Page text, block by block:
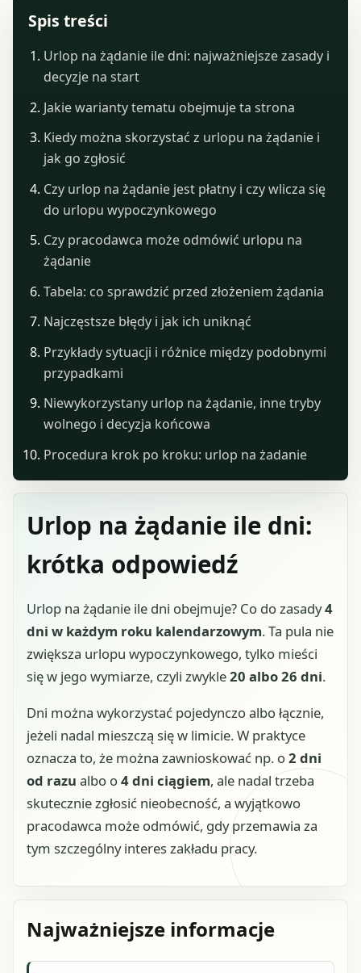
Urlop na żądanie ile dni:
krótka odpowiedź
Urlop na żądanie ile dni obejmuje? Co do zasady4
dni w każdym roku kalendarzowym. Ta pula nie
zwiększa urlopu wypoczynkowego, tylko mieści
się w jego wymiarze, czyli zwykle20 albo 26 dni.
Dni można wykorzystać pojedynczo albo łącznie,
jeżeli nadal mieszczą się w limicie. W praktyce
oznacza to, że można zawnioskować np. o2 dni
od razu albo o4 dni ciągiem, ale nadal trzeba
skutecznie zgłosić nieobecność, a wyjątkowo
pracodawca może odmówić, gdy przemawia za
tym szczególny interes zakładu pracy.
Najważniejsze informacje
Spis treści
Urlop na żądanie ile dni: najważniejsze zasady i
decyzje na start
Jakie warianty tematu obejmuje ta strona
Kiedy można skorzystać z urlopu na żądanie i
jak go zgłosić
Czy urlop na żądanie jest płatny i czy wlicza się
do urlopu wypoczynkowego
Czy pracodawca może odmówić urlopu na
żądanie
Tabela: co sprawdzić przed złożeniem żądania
Najczęstsze błędy i jak ich uniknąć
Przykłady sytuacji i różnice między podobnymi
przypadkami
Niewykorzystany urlop na żądanie, inne tryby
wolnego i decyzja końcowa
Procedura krok po kroku: urlop na żadanie